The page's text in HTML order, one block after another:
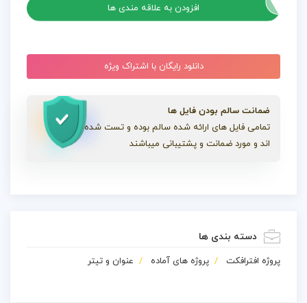
افزودن به علاقه مندی ها
دانلود رایگان با اشتراک ویژه
ضمانت سالم بودن فایل ها
تمامی فایل های ارائه شده سالم بوده و تست شده
اند و مورد ضمانت و پشتیبانی میباشند
دسته بندی ها
پروژه افترافکت پروژه های آماده عنوان و تیتر